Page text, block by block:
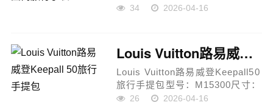
M28116尺寸：46 × 22 ×
革饰边内里：织物内衬五金：金
属件产品说明...
34 2026-04-16
Louis Vuitton路易威登Keepall 50旅行手提包
Louis Vuitton路易威登Keepall50
旅行手提包型号：M15300尺寸：
50 × 21 × 28cm材质：
26 2026-04-16